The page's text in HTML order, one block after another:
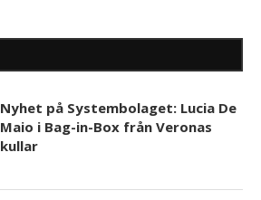
Nyhet på Systembolaget: Lucia De
Maio i Bag-in-Box från Veronas
kullar